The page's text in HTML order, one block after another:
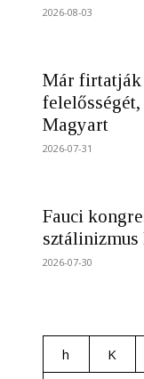
2026-08-03
Már firtatják
Magyart
2026-07-31
Fauci
sztálinizmus
2026-07-30
h K